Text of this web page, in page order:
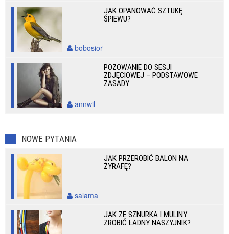
JAK OPANOWAĆ SZTUKĘ
ŚPIEWU?
bobosior
POZOWANIE DO SESJI
ZDJĘCIOWEJ – PODSTAWOWE
ZASADY
annwil
NOWE PYTANIA
JAK PRZEROBIĆ BALON NA
ŻYRAFĘ?
salama
JAK ZE SZNURKA I MULINY
ZROBIĆ ŁADNY NASZYJNIK?